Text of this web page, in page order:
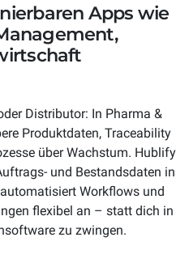
Apps wie
Distributor: In Pharma &
Produktdaten, Traceability
über Wachstum. Hublify
und Bestandsdaten in
Workflows und
flexibel an – statt dich in
zu zwingen.